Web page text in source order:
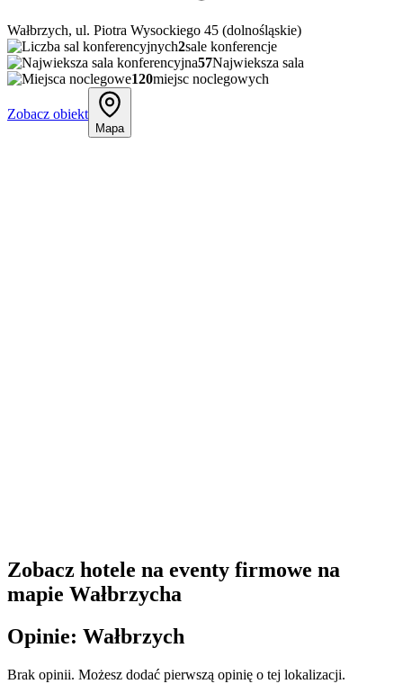
Wałbrzych, ul. Piotra Wysockiego 45 (dolnośląskie)
2sale konferencje
57Najwieksza sala
120miejsc noclegowych
Zobacz obiekt
Mapa
Zobacz hotele na eventy firmowe na
mapie Wałbrzycha
Opinie: Wałbrzych
Brak opinii. Możesz dodać pierwszą opinię o tej lokalizacji.